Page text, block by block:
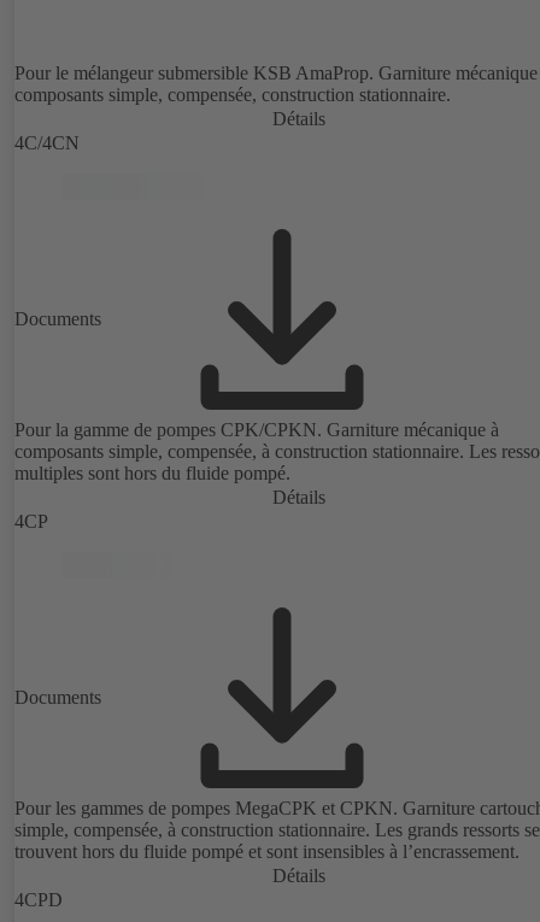
Pour le mélangeur submersible KSB AmaProp. Garniture mécanique
composants simple, compensée, construction stationnaire.
Détails
4C/4CN
Documents
Pour la gamme de pompes CPK/CPKN. Garniture mécanique à
composants simple, compensée, à construction stationnaire. Les
multiples sont hors du fluide pompé.
Détails
4CP
Documents
Pour les gammes de pompes MegaCPK et CPKN. Garniture
simple, compensée, à construction stationnaire. Les grands ressorts se
trouvent hors du fluide pompé et sont insensibles à l’encrassement.
Détails
4CPD